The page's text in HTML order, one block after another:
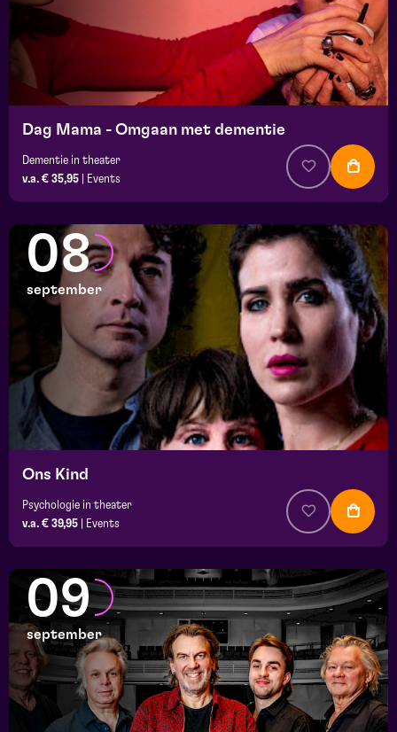
Dag Mama - Omgaan met dementie
Dementie in theater
v.a. € 35,95
Events
08
september
Ons Kind
Psychologie in theater
v.a. € 39,95
Events
09
september